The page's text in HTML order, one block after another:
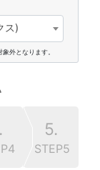
ス)
外となります。
5.
STEP5